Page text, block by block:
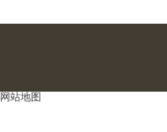
网站地图